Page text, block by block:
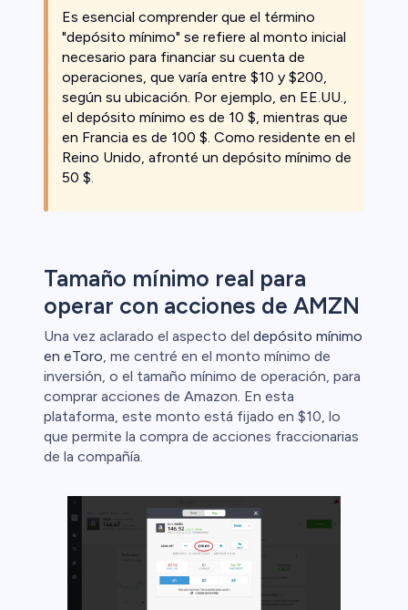
Es esencial comprender que el término
"depósito mínimo" se refiere al monto inicial
necesario para financiar su cuenta de
operaciones, que varía entre $10 y $200,
según su ubicación. Por ejemplo, en EE.UU.,
el depósito mínimo es de 10 $, mientras que
en Francia es de 100 $. Como residente en el
Reino Unido, afronté un depósito mínimo de
50 $.
Tamaño mínimo real para
operar con acciones de AMZN
Una vez aclarado el aspecto del depósito mínimo
en eToro, me centré en el monto mínimo de
inversión, o el tamaño mínimo de operación, para
comprar acciones de Amazon. En esta
plataforma, este monto está fijado en $10, lo
que permite la compra de acciones fraccionarias
de la compañía.